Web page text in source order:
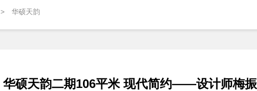
> 华硕天韵
华硕天韵二期106平米 现代简约——设计师梅振